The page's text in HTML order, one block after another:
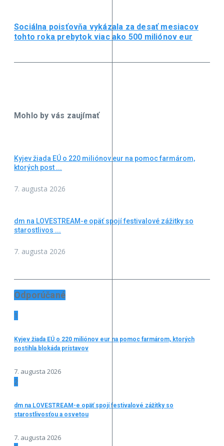
Sociálna poisťovňa vykázala za desať mesiacov
tohto roka prebytok viac ako 500 miliónov eur
Mohlo by vás zaujímať
Kyjev žiada EÚ o 220 miliónov eur na pomoc farmárom,
ktorých post ...
7. augusta 2026
dm na LOVESTREAM-e opäť spojí festivalové zážitky so
starostlivos ...
7. augusta 2026
Odporúčané
1
Kyjev žiada EÚ o 220 miliónov eur na pomoc farmárom, ktorých
postihla blokáda prístavov
7. augusta 2026
2
dm na LOVESTREAM-e opäť spojí festivalové zážitky so
starostlivosťou a osvetou
7. augusta 2026